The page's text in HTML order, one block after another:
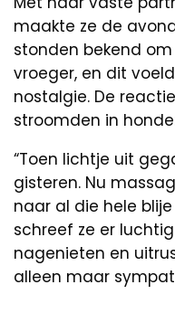
maakte ze de
stonden bekend
vroeger, en dit
nostalgie. De
stroomden in
“Toen lichtje uit
gisteren. Nu
naar al die hele
schreef ze er
nagenieten en
alleen maar